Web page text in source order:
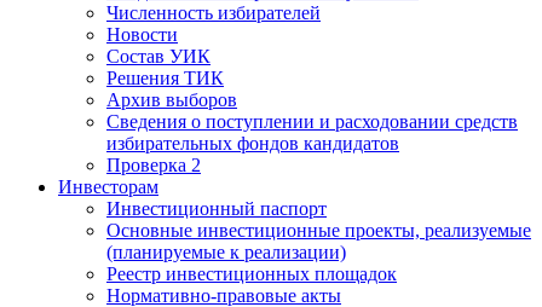
Численность избирателей
Новости
Состав УИК
Решения ТИК
Архив выборов
Сведения о поступлении и расходовании средств
избирательных фондов кандидатов
Проверка 2
Инвесторам
Инвестиционный паспорт
Основные инвестиционные проекты, реализуемые
(планируемые к реализации)
Реестр инвестиционных площадок
Нормативно-правовые акты